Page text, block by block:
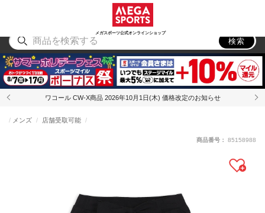
メガスポーツ公式オンラインショップ
アウトドア
検索
ワコール CW-X商品 2026年10月1日(木) 価格改定のお知らせ
メンズ 店舗受取可能
商品番号： 85158988